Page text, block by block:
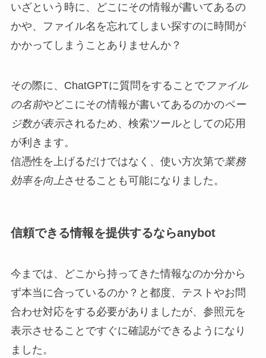
いざという時に、どこにその情報が書いてあるの
かや、ファイル名を忘れてしまい探すのに時間が
かかってしまうことありませんか？
その際に、ChatGPTに質問をすることでファイル
の名前やどこにその情報が書いてあるのかのペー
ジ数が表示されるため、検索ツールとしての応用
が利きます。
信憑性を上げるだけではなく、使い方次第で業務
効率を向上させることも可能になりました。
信頼できる情報を提供するならanybot
今までは、どこから持ってきた情報なのか分から
ず本当に合っているのか？と都度、テストやお問
合わせ対応をする必要がありましたが、参照元を
表示させることですぐに確認ができるようになり
ました。